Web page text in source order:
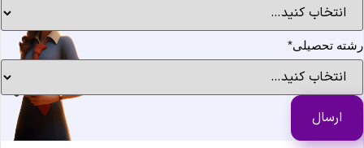
تحصیلی *